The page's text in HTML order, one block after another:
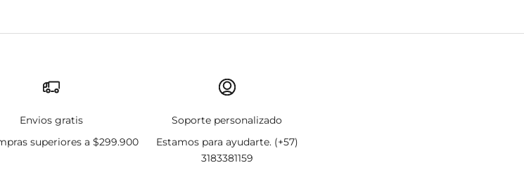
Envios gratis
superiores a $299.900
Soporte personalizado
Estamos para ayudarte. (+57)
3183381159